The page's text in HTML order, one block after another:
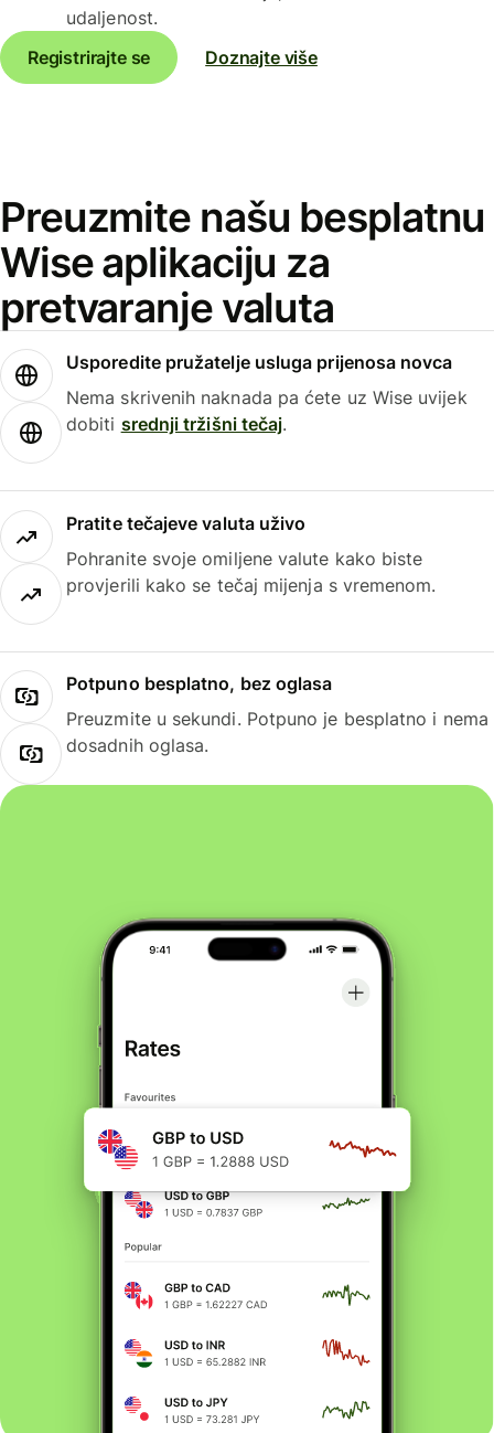
udaljenost.
Registrirajte se
Doznajte više
Preuzmite našu besplatnu
Wise aplikaciju za
pretvaranje valuta
Usporedite pružatelje usluga prijenosa novca
Nema skrivenih naknada pa ćete uz Wise uvijek
dobiti srednji tržišni tečaj.
Pratite tečajeve valuta uživo
Pohranite svoje omiljene valute kako biste
provjerili kako se tečaj mijenja s vremenom.
Potpuno besplatno, bez oglasa
Preuzmite u sekundi. Potpuno je besplatno i nema
dosadnih oglasa.